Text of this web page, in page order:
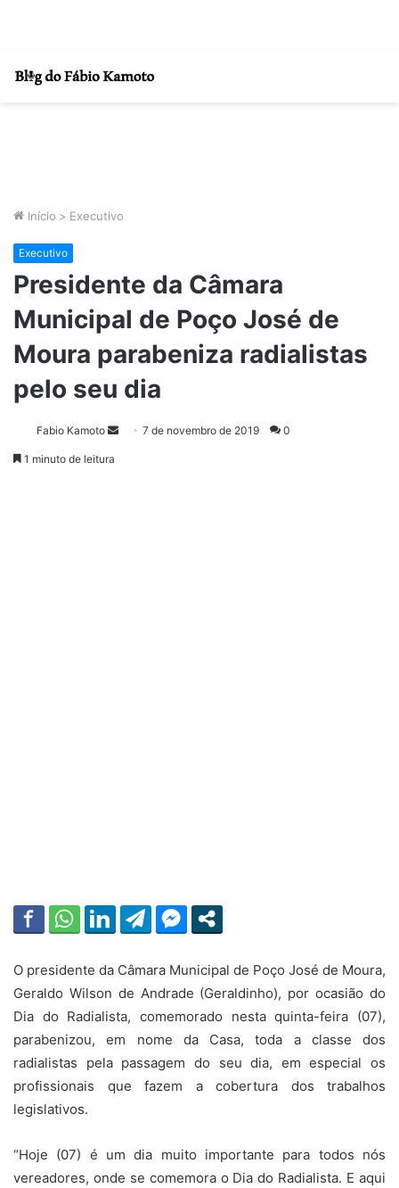
Início > Executivo
Executivo
Presidente da Câmara
Municipal de Poço José de
Moura parabeniza radialistas
pelo seu dia
Fabio Kamoto 7 de novembro de 2019 0
1 minuto de leitura
O presidente da Câmara Municipal de Poço José de Moura,
Geraldo Wilson de Andrade (Geraldinho), por ocasião do
Dia do Radialista, comemorado nesta quinta-feira (07),
parabenizou, em nome da Casa, toda a classe dos
radialistas pela passagem do seu dia, em especial os
profissionais que fazem a cobertura dos trabalhos
legislativos.
“Hoje (07) é um dia muito importante para todos nós
vereadores, onde se comemora o Dia do Radialista. E aqui